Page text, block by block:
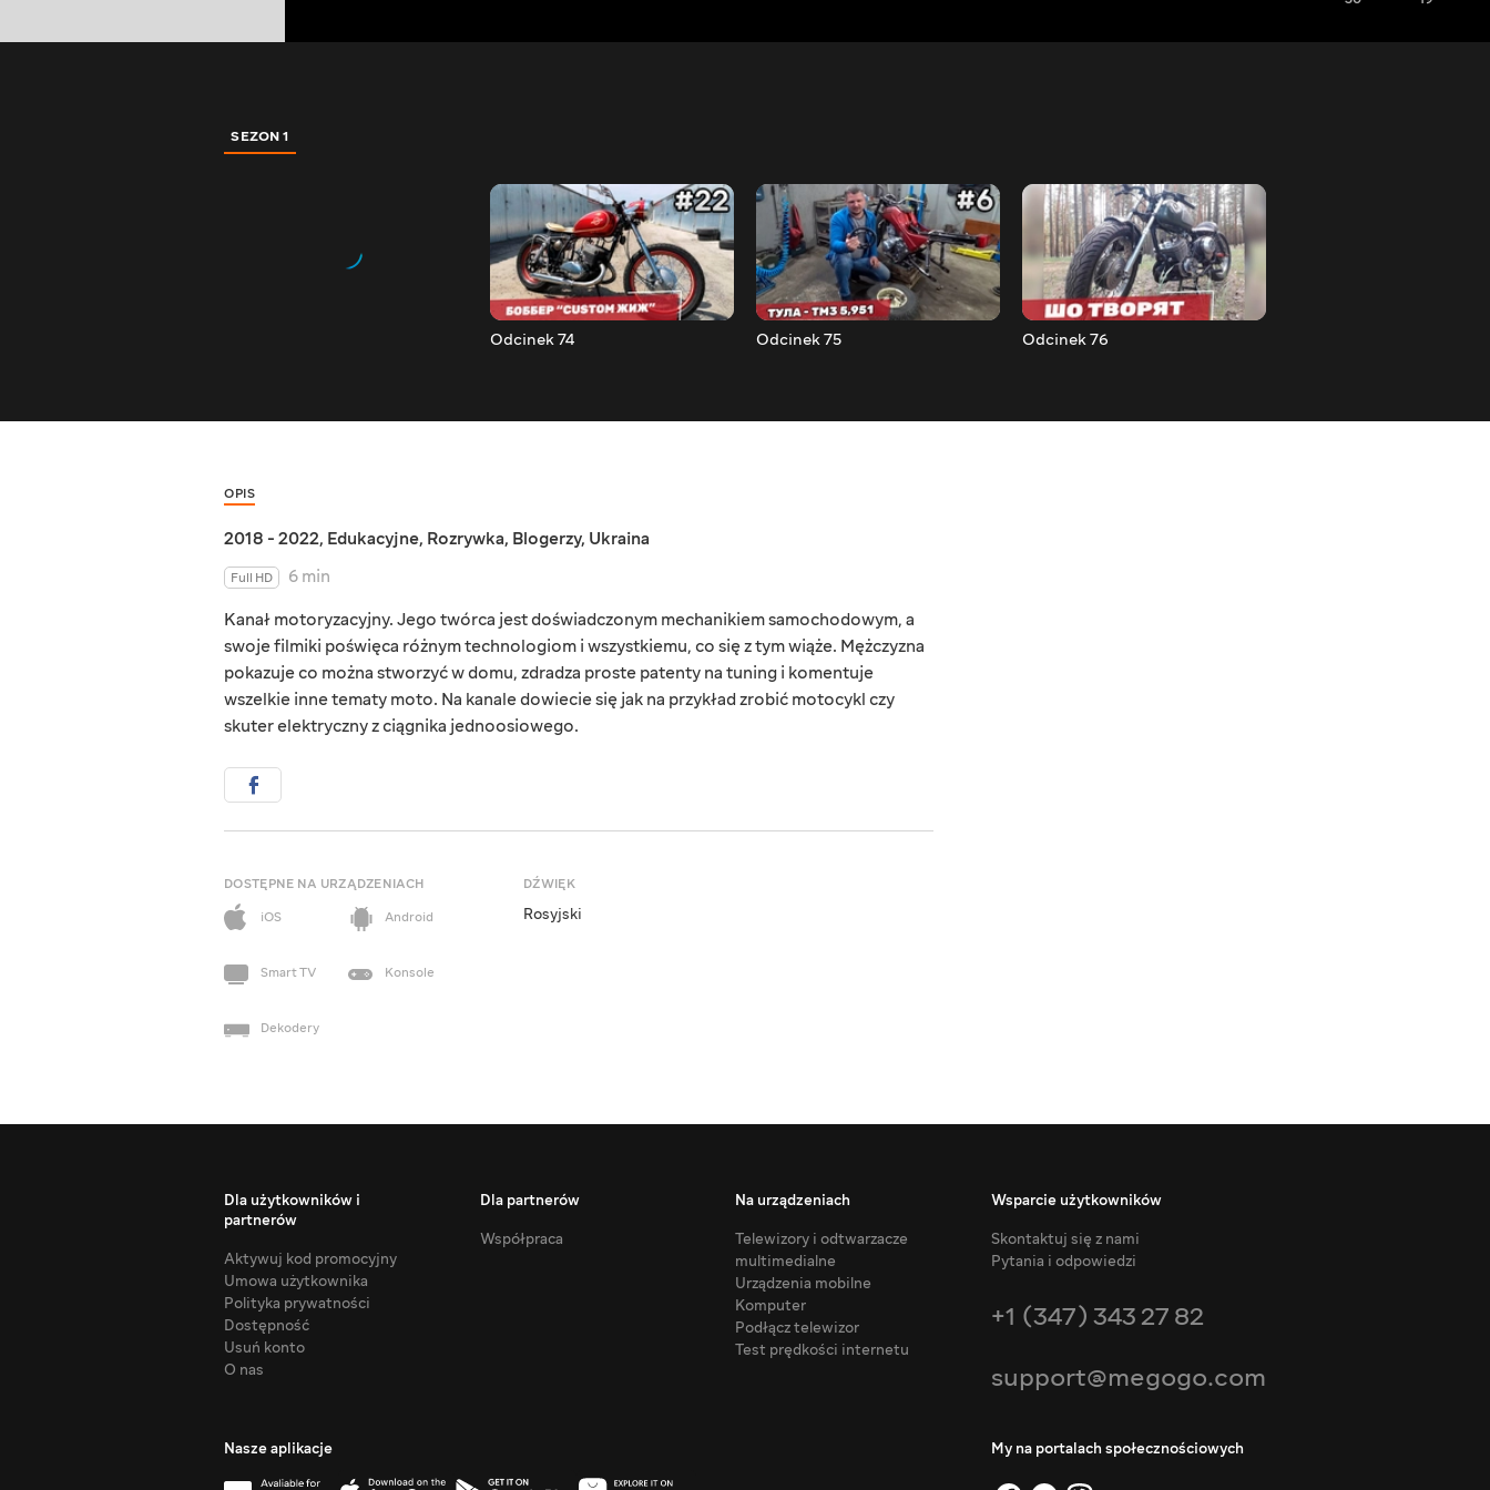
SEZON 1
Odcinek 74 Odcinek 75 Odcinek 76
OPIS
2018 - 2022, Edukacyjne, Rozrywka, Blogerzy, Ukraina
Full HD
6 min
Kanał motoryzacyjny. Jego twórca jest doświadczonym mechanikiem samochodowym, a
swoje filmiki poświęca różnym technologiom i wszystkiemu, co się z tym wiąże. Mężczyzna
pokazuje co można stworzyć w domu, zdradza proste patenty na tuning i komentuje
wszelkie inne tematy moto. Na kanale dowiecie się jak na przykład zrobić motocykl czy
skuter elektryczny z ciągnika jednoosiowego.
DOSTĘPNE NA URZĄDZENIACH
iOS
Android
Smart TV Konsole
Dekodery
DŹWIĘK
Rosyjski
Dla użytkowników i
partnerów
Aktywuj kod promocyjny
Umowa użytkownika
Polityka prywatności
Dostępność
Usuń konto
O nas
Dla partnerów
Współpraca
Na urządzeniach
Telewizory i odtwarzacze
multimedialne
Urządzenia mobilne
Komputer
Podłącz telewizor
Test prędkości internetu
Wsparcie użytkowników
Skontaktuj się z nami
Pytania i odpowiedzi
+1 (347) 343 27 82
support@megogo.com
Nasze aplikacje My na portalach społecznościowych